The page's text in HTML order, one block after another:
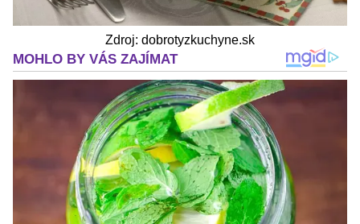
Zdroj: dobrotyzkuchyne.sk